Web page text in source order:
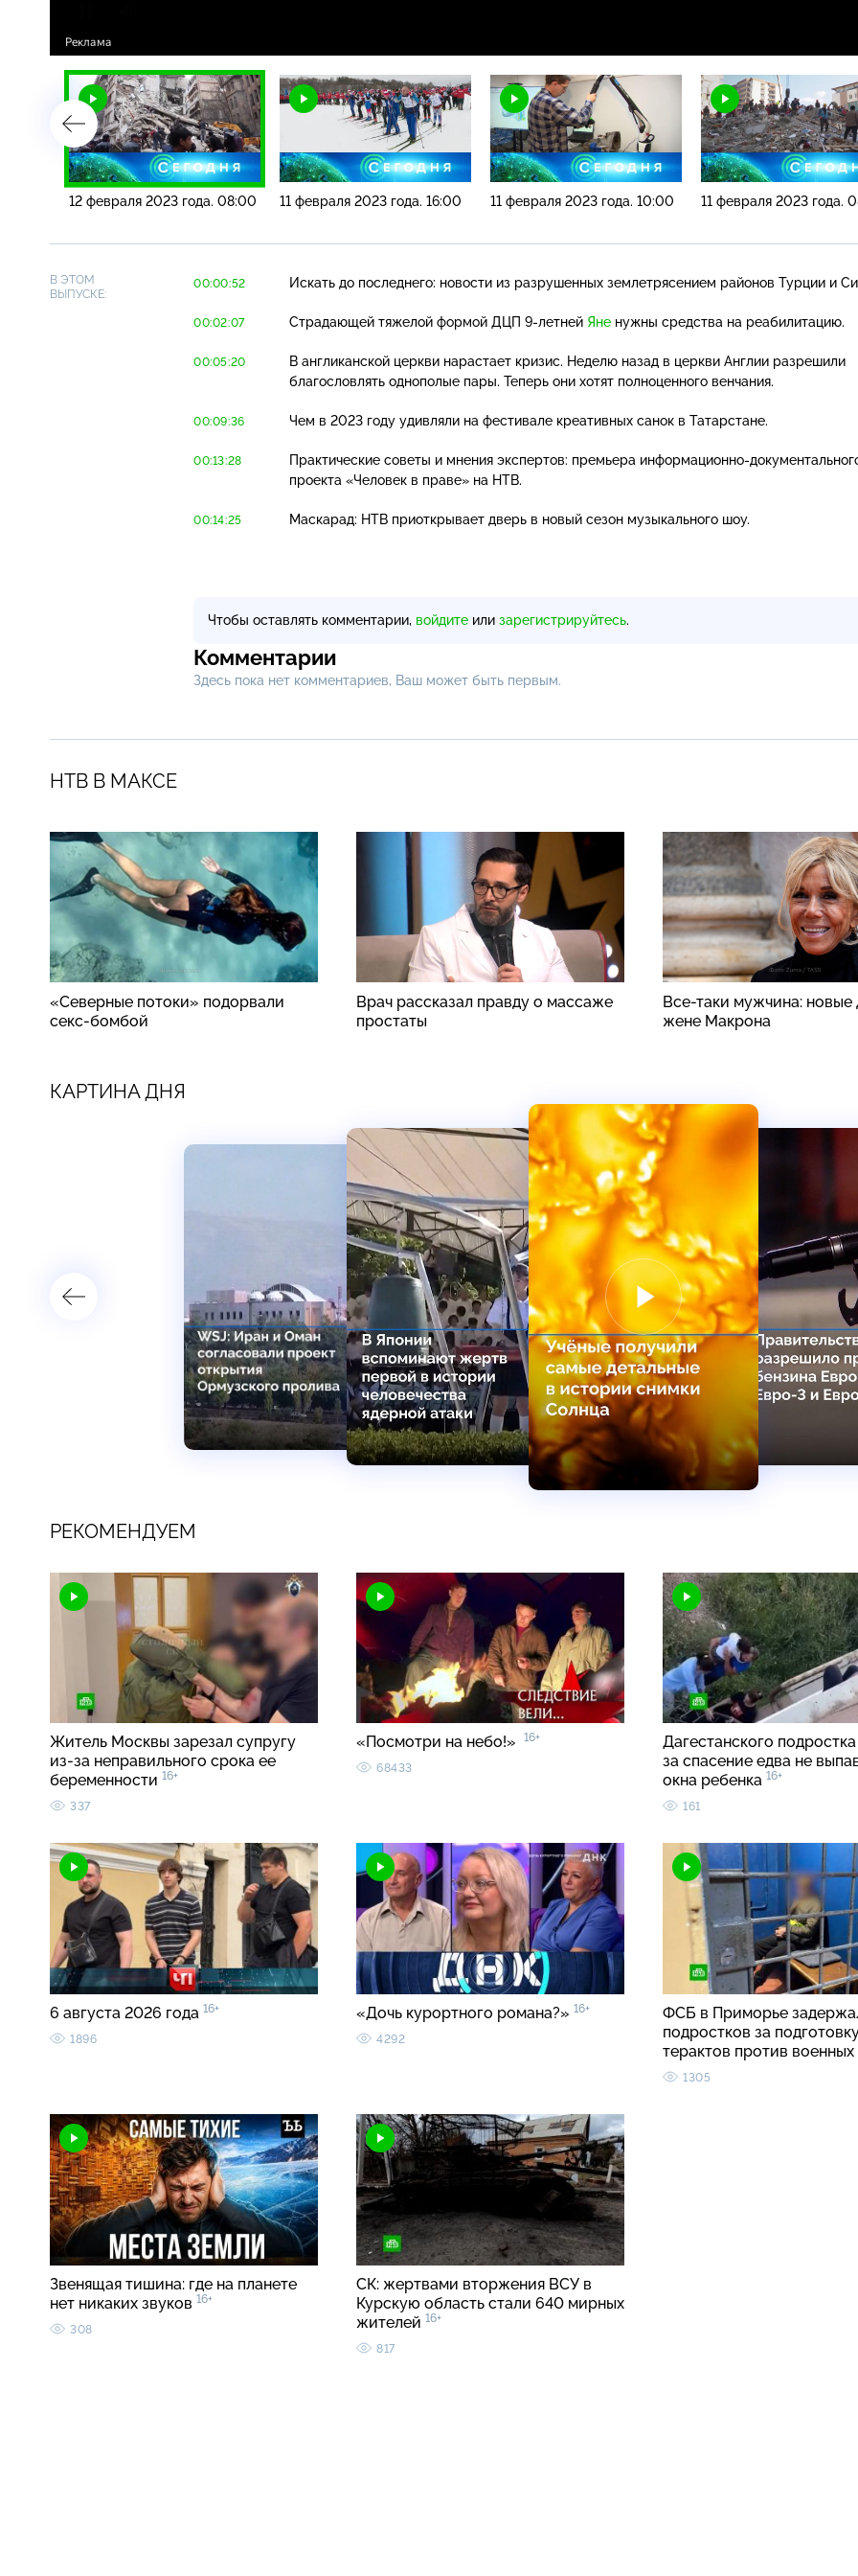
12 февраля 2023 года. 08:00 11 февраля 2023 года. 16:00 11 февраля 2023 года. 10:00 11 февраля 2023 года.
В ЭТОМ
ВЫПУСКЕ:
00:00:52 Искать до последнего: новости из разрушенных землетрясением районов Турции и
00:02:07 Страдающей тяжелой формой ДЦП 9-летней Яне нужны средства на реабилитацию.
00:05:20
В англиканской церкви нарастает кризис. Неделю назад в церкви Англии разрешили
благословлять однополые пары. Теперь они хотят полноценного венчания.
00:09:36 Чем в 2023 году удивляли на фестивале креативных санок в Татарстане.
00:13:28 Практические советы и мнения экспертов: премьера информационно-
проекта «Человек в праве» на НТВ.
00:14:25 Маскарад: НТВ приоткрывает дверь в новый сезон музыкального шоу.
Чтобы оставлять комментарии, войдите или зарегистрируйтесь.
Комментарии
Здесь пока нет комментариев, Ваш может быть первым.
НТВ В МАКСЕ
«Северные потоки» подорвали
секс-бомбой
Врач рассказал правду о массаже
простаты
Все-таки мужчина: новые
жене Макрона
КАРТИНА ДНЯ
РЕКОМЕНДУЕМ
Житель Москвы зарезал супругу
из-за неправильного срока ее
беременности 16+
337
«Посмотри на небо!» 16+
68433
Дагестанского
за спасение едва не
окна ребенка 16+
161
6 августа 2026 года 16+
1896
«Дочь курортного романа?» 16+
4292
ФСБ в Приморье
подростков за
терактов против военных
1305
Звенящая тишина: где на планете
нет никаких звуков 16+
308
СК: жертвами вторжения ВСУ в
Курскую область стали 640 мирных
жителей 16+
817